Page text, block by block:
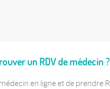
un RDV de médecin ?
en ligne et de prendre